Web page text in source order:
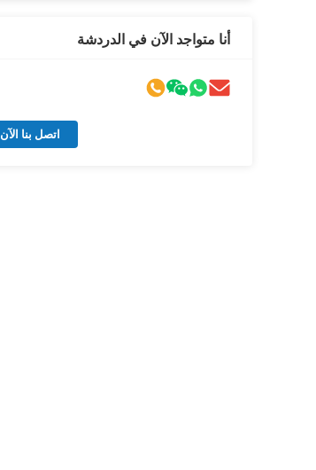
أنا متواجد الآن في الدردشة
اتصل بنا الآن